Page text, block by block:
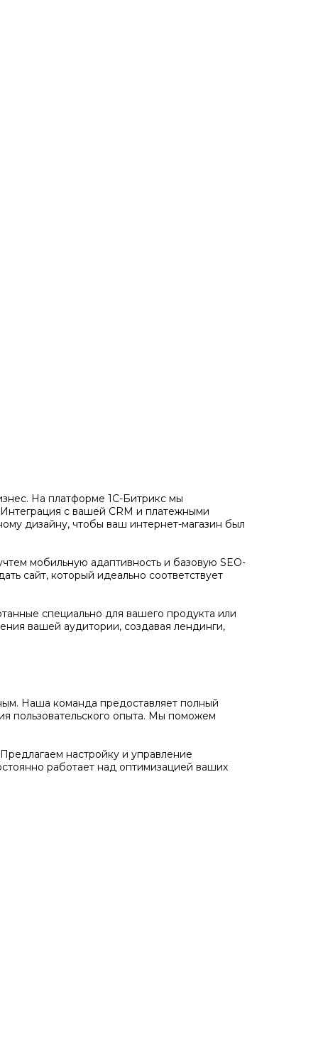
На платформе 1С-Битрикс мы
с вашей CRM и платежными
дизайну, чтобы ваш интернет-магазин был
мобильную адаптивность и базовую SEO-
сайт, который идеально соответствует
специально для вашего продукта или
вашей аудитории, создавая лендинги,
Наша команда предоставляет полный
пользовательского опыта. Мы поможем
настройку и управление
работает над оптимизацией ваших